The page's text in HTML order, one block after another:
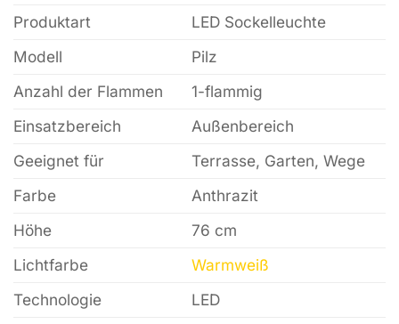
Produktart
LED Sockelleuchte
Modell
Pilz
Anzahl der Flammen
1-flammig
Einsatzbereich
Außenbereich
Geeignet für
Terrasse, Garten, Wege
Farbe
Anthrazit
Höhe
76 cm
Lichtfarbe
Warmweiß
Technologie
LED